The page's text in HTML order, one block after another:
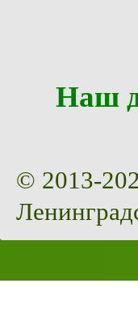
Наш
© 2013-